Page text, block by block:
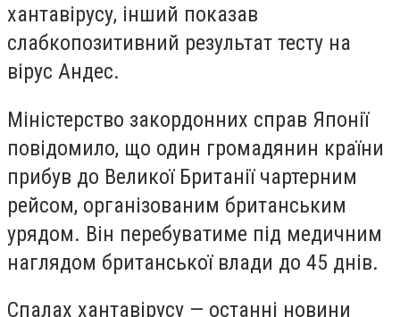
хантавірусу, інший показав
слабкопозитивний результат тесту на
вірус Андес.
Міністерство закордонних справ Японії
повідомило, що один громадянин країни
прибув до Великої Британії чартерним
рейсом, організованим британським
урядом. Він перебуватиме під медичним
наглядом британської влади до 45 днів.
Спалах хантавірусу — останні новини